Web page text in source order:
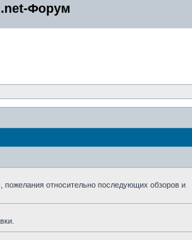
Форум
относительно последующих обзоров и